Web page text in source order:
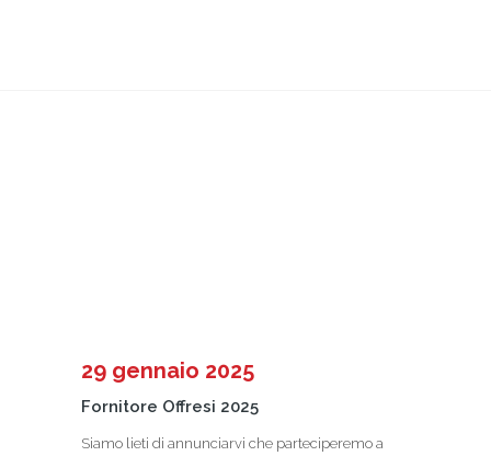
29 gennaio 2025
Fornitore Offresi 2025
Siamo lieti di annunciarvi che parteciperemo a